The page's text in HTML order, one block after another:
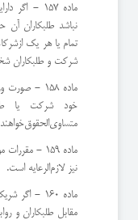
ماده 157 -
نباشد طلبكاران
تمام یا هر یك
شركت و طلبكاران
ماده 158 -
خود شركت یا
نیز لازم‌الرعایه است.
ماده 160 -
مقابل طلبكاران و